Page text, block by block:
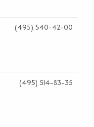
(495) 540-42-00
(495) 514-83-35